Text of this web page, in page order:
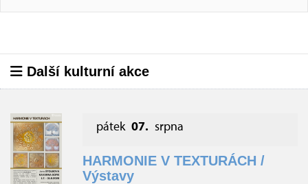
Další kulturní akce
pátek 07. srpna
HARMONIE V TEXTURÁCH /
Výstavy